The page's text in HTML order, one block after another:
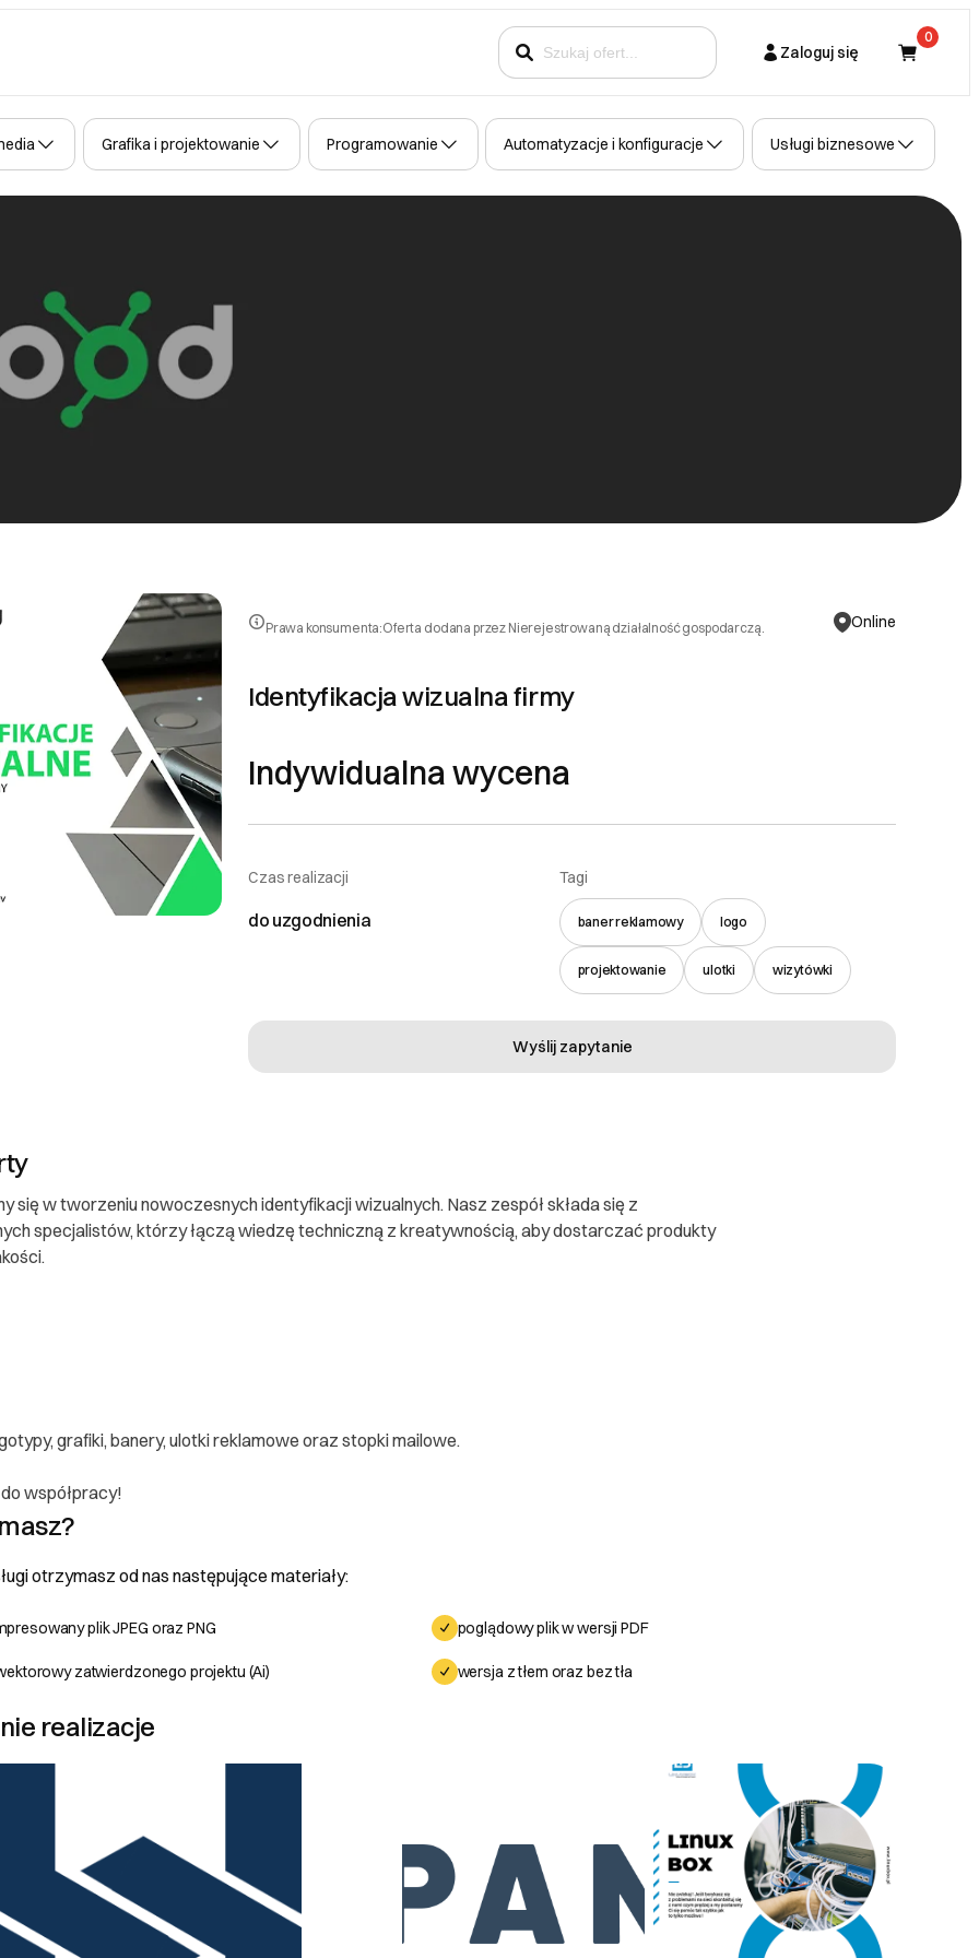
Zaloguj się
Kupujący
0
Grafika i projektowanie Programowanie Automatyzacje i konfiguracje Usługi biznesowe
i zwroty
nierejestrowana zajmująca się tworzeniem stron internetowych, sklepów online oraz
dokładamy wszelkich starań, aby nasi klienci byli zadowoleni z naszych usług. Niemniej
Prawa konsumenta:Oferta dodana przez Nierejestrowaną działalność gospodarczą. Online
Identyfikacja wizualna firmy
Indywidualna wycena
Czas realizacji
do uzgodnienia
Tagi
baner reklamowy logo
projektowanie ulotki wizytówki
Wyślij zapytanie
się w tworzeniu nowoczesnych identyfikacji wizualnych. Nasz zespół składa się z
specjalistów, którzy łączą wiedzę techniczną z kreatywnością, aby dostarczać produkty
grafiki, banery, ulotki reklamowe oraz stopki mailowe.
współpracy!
otrzymasz od nas następujące materiały:
plik JPEG oraz PNG poglądowy plik w wersji PDF
zatwierdzonego projektu (Ai) wersja z tłem oraz bez tła
realizacje